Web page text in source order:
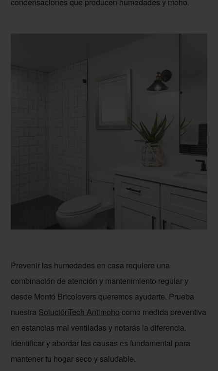
Prevenir las humedades en casa requiere una
combinación de atención y mantenimiento regular y
desde Montó Bricolovers queremos ayudarte. Prueba
nuestra SoluciónTech Antimoho como medida preventiva
en estancias mal ventiladas y notarás la diferencia.
Identificar y abordar las causas es fundamental para
mantener tu hogar seco y saludable.